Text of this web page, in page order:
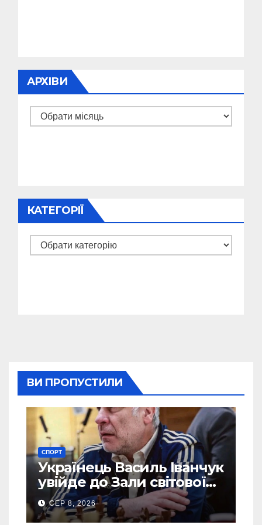
АРХІВИ
Архіви
КАТЕГОРІЇ
Категорії
ВИ ПРОПУСТИЛИ
СПОРТ
Українець Василь Іванчук
увійде до Зали світової
шахової слави
СЕР 8, 2026